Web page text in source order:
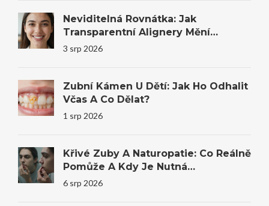
Neviditelná Rovnátka: Jak
Transparentní Alignery Mění
Úsměvy I Sebevědomí
3 srp 2026
Zubní Kámen U Dětí: Jak Ho Odhalit
Včas A Co Dělat?
1 srp 2026
Křivé Zuby A Naturopatie: Co Reálně
Pomůže A Kdy Je Nutná
Stomatologie
6 srp 2026